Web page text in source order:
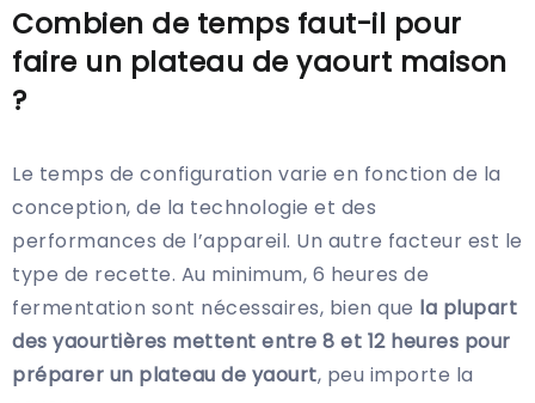
Combien de temps faut-il pour
faire un plateau de yaourt maison
?
Le temps de configuration varie en fonction de la
conception, de la technologie et des
performances de l’appareil. Un autre facteur est le
type de recette. Au minimum, 6 heures de
fermentation sont nécessaires, bien que la plupart
des yaourtières mettent entre 8 et 12 heures pour
préparer un plateau de yaourt, peu importe la